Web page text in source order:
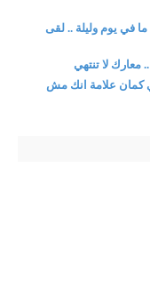
في يوم وليلة .. لقى
لا تنتهي
كمان علامة انك مش